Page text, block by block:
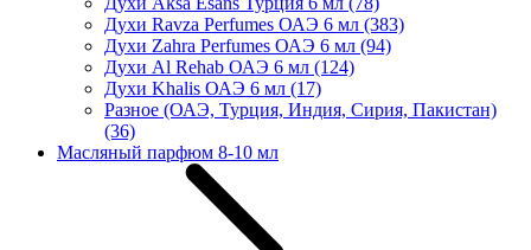
Духи Ravza Perfumes ОАЭ 6 мл (383)
Духи Zahra Perfumes ОАЭ 6 мл (94)
Духи Al Rehab ОАЭ 6 мл (124)
Духи Khalis ОАЭ 6 мл (17)
Разное (ОАЭ, Турция, Индия, Сирия, Пакистан)
(36)
Масляный парфюм 8-10 мл